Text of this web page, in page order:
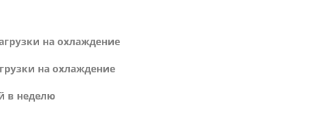
на охлаждение
на охлаждение
в неделю